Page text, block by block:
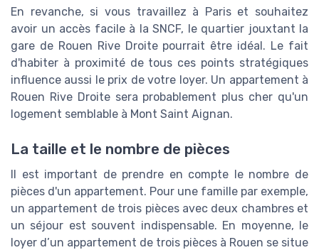
En revanche, si vous travaillez à Paris et souhaitez
avoir un accès facile à la SNCF, le quartier jouxtant la
gare de Rouen Rive Droite pourrait être idéal. Le fait
d'habiter à proximité de tous ces points stratégiques
influence aussi le prix de votre loyer. Un appartement à
Rouen Rive Droite sera probablement plus cher qu'un
logement semblable à Mont Saint Aignan.
La taille et le nombre de pièces
Il est important de prendre en compte le nombre de
pièces d'un appartement. Pour une famille par exemple,
un appartement de trois pièces avec deux chambres et
un séjour est souvent indispensable. En moyenne, le
loyer d’un appartement de trois pièces à Rouen se situe